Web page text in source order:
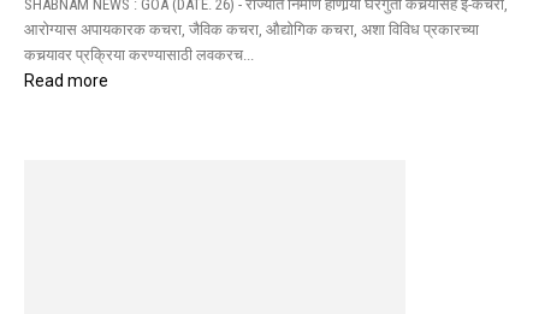
SHABNAM NEWS : GOA (DATE. 26) - राज्यात निर्माण होणार्‍या घरगुती कचर्‍यासह ई-कचरा,
आरोग्यास अपायकारक कचरा, जैविक कचरा, औद्योगिक कचरा, अशा विविध प्रकारच्या
कचर्‍यावर प्रक्रिया करण्यासाठी लवकरच...
Read more